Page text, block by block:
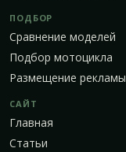
ПОДБОР
Сравнение моделей
Подбор мотоцикла
Размещение рекламы
САЙТ
Главная
Статьи